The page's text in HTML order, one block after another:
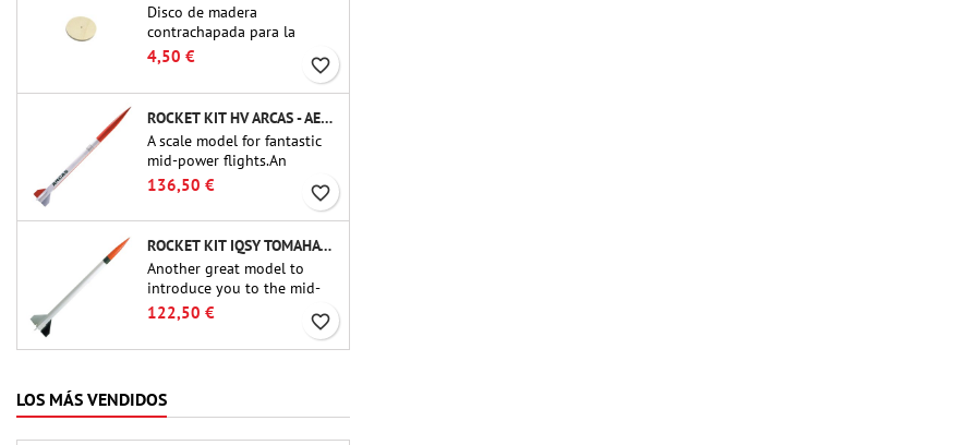
Disco de madera
contrachapada para la
fabricación de un mamparo
(marco) para acopladores de
tubo de 54 mm de Public
Missiles Ltd. (PT-2.1 o QT-
2.1)
4,50 € favorite_border
ROCKET KIT HV ARCAS - AEROTECH
A scale model for fantastic
mid-power flights.An
uncompromising kit that
allows you to build a replica
of one of the most famous
sounding-rocket ever.
136,50 € favorite_border
ROCKET KIT IQSY TOMAHAWK - AEROTECH
Another great model to
introduce you to the mid-
power.A scale replica of a
small in size and peefect to
122,50 € favorite_border
LOS MÁS VENDIDOS